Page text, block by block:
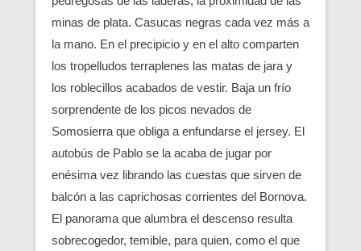
minas de plata. Casucas negras cada vez más a
la mano. En el precipicio y en el alto comparten
los tropelludos terraplenes las matas de jara y
los roblecillos acabados de vestir. Baja un frío
sorprendente de los picos nevados de
Somosierra que obliga a enfundarse el jersey. El
autobús de Pablo se la acaba de jugar por
enésima vez librando las cuestas que sirven de
balcón a las caprichosas corrientes del Bornova.
El panorama que alumbra el descenso resulta
sobrecogedor, temible, para quien, como el que